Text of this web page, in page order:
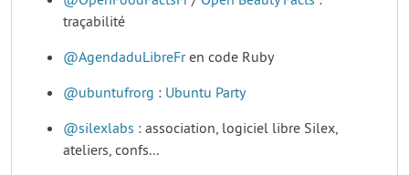
traçabilité
@AgendaduLibreFren code Ruby
@ubuntufrorg : Ubuntu Party
@silexlabs : association, logiciel libre Silex,
ateliers, confs...